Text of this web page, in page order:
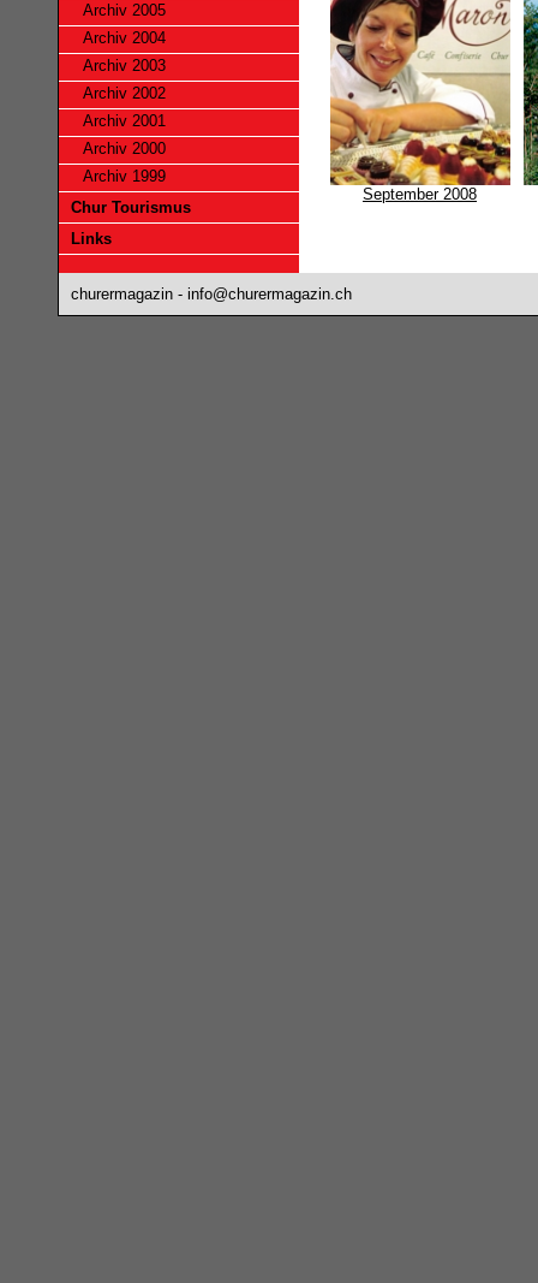
Archiv 2005
Archiv 2004
Archiv 2003
Archiv 2002
Archiv 2001
Archiv 2000
Archiv 1999
Chur Tourismus
Links
September 2008
churermagazin - info@churermagazin.ch